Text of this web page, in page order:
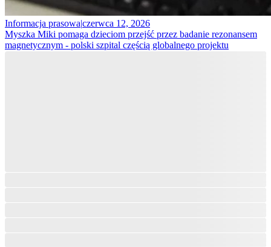
Informacja prasowa|czerwca 12, 2026
Myszka Miki pomaga dzieciom przejść przez badanie rezonansem
magnetycznym - polski szpital częścią globalnego projektu